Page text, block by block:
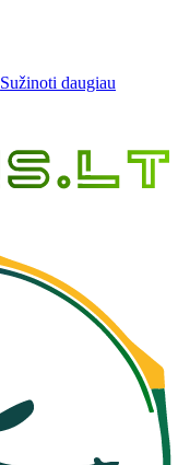
Sužinoti daugiau